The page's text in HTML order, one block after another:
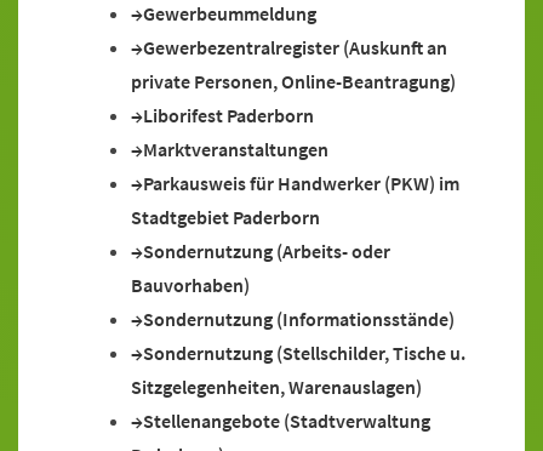
Gewerbeummeldung
Gewerbezentralregister (Auskunft an
private Personen, Online-Beantragung)
Liborifest Paderborn
Marktveranstaltungen
Parkausweis für Handwerker (PKW) im
Stadtgebiet Paderborn
Sondernutzung (Arbeits- oder
Bauvorhaben)
Sondernutzung (Informationsstände)
Sondernutzung (Stellschilder, Tische u.
Sitzgelegenheiten, Warenauslagen)
Stellenangebote (Stadtverwaltung